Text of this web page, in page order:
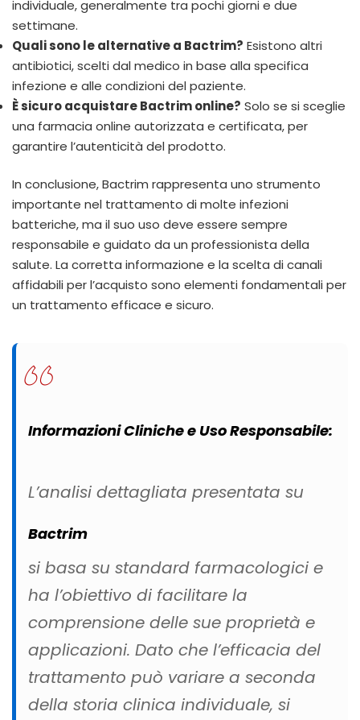
individuale, generalmente tra pochi giorni e due
settimane.
Quali sono le alternative a Bactrim? Esistono altri
antibiotici, scelti dal medico in base alla specifica
infezione e alle condizioni del paziente.
È sicuro acquistare Bactrim online? Solo se si sceglie
una farmacia online autorizzata e certificata, per
garantire l’autenticità del prodotto.
In conclusione, Bactrim rappresenta uno strumento
importante nel trattamento di molte infezioni
batteriche, ma il suo uso deve essere sempre
responsabile e guidato da un professionista della
salute. La corretta informazione e la scelta di canali
affidabili per l’acquisto sono elementi fondamentali per
un trattamento efficace e sicuro.
Informazioni Cliniche e Uso Responsabile:
L’analisi dettagliata presentata su
Bactrim
si basa su standard farmacologici e
ha l’obiettivo di facilitare la
comprensione delle sue proprietà e
applicazioni. Dato che l’efficacia del
trattamento può variare a seconda
della storia clinica individuale, si